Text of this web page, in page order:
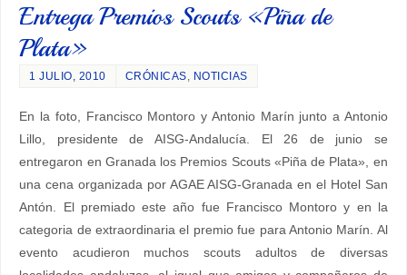
Entrega Premios Scouts «Piña de
Plata»
1 JULIO, 2010 CRÓNICAS, NOTICIAS
En la foto, Francisco Montoro y Antonio Marín junto a Antonio
Lillo, presidente de AISG-Andalucía. El 26 de junio se
entregaron en Granada los Premios Scouts «Piña de Plata», en
una cena organizada por AGAE AISG-Granada en el Hotel San
Antón. El premiado este año fue Francisco Montoro y en la
categoria de extraordinaria el premio fue para Antonio Marín. Al
evento acudieron muchos scouts adultos de diversas